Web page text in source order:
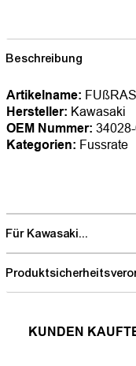
Beschreibung
Artikelname:
Hersteller: Kawasaki
OEM Nummer:
Kategorien: Fussrate
Für Kawasaki...
KUNDEN